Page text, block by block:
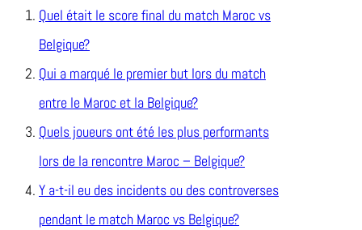
Quel était le score final du match Maroc vs
Belgique?
Qui a marqué le premier but lors du match
entre le Maroc et la Belgique?
Quels joueurs ont été les plus performants
lors de la rencontre Maroc – Belgique?
Y a-t-il eu des incidents ou des controverses
pendant le match Maroc vs Belgique?